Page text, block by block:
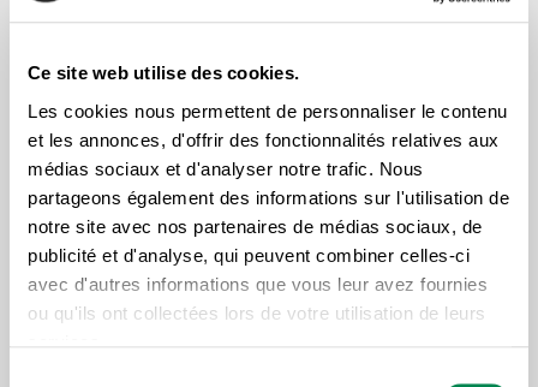
Ce site web utilise des cookies.
Les cookies nous permettent de personnaliser le contenu
et les annonces, d'offrir des fonctionnalités relatives aux
médias sociaux et d'analyser notre trafic. Nous
partageons également des informations sur l'utilisation de
notre site avec nos partenaires de médias sociaux, de
publicité et d'analyse, qui peuvent combiner celles-ci
avec d'autres informations que vous leur avez fournies
ou qu'ils ont collectées lors de votre utilisation de leurs
parole aux actes. « Le gouvernement de Stephen
les paradis fiscaux. Mais son champ d’action se limite
à quelques condamnations de citoyens fautifs
pendant que des banques et des multinationales
transitent sans peine des dizaines de milliards de
dollars par les paradis fiscaux pour réduire leurs
impôts au Québec et au Canada » conclut-il.
CampagneLevez le voile